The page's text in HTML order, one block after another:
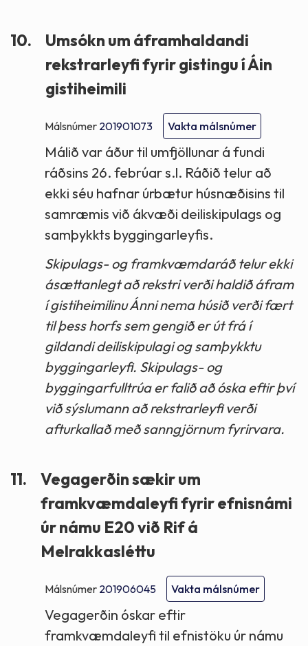
10.
Umsókn um áframhaldandi
rekstrarleyfi fyrir gistingu í Áin
gistiheimili
Málsnúmer 201901073 Vakta málsnúmer
Málið var áður til umfjöllunar á fundi
ráðsins 26. febrúar s.l. Ráðið telur að
ekki séu hafnar úrbætur húsnæðisins til
samræmis við ákvæði deiliskipulags og
samþykkts byggingarleyfis.
Skipulags- og framkvæmdaráð telur ekki
ásættanlegt að rekstri verði haldið áfram
í gistiheimilinu Ánni nema húsið verði fært
til þess horfs sem gengið er út frá í
gildandi deiliskipulagi og samþykktu
byggingarleyfi. Skipulags- og
byggingarfulltrúa er falið að óska eftir því
við sýslumann að rekstrarleyfi verði
afturkallað með sanngjörnum fyrirvara.
11.
Vegagerðin sækir um
framkvæmdaleyfi fyrir efnisnámi
úr námu E20 við Rif á
Melrakkasléttu
Málsnúmer 201906045 Vakta málsnúmer
Vegagerðin óskar eftir
framkvæmdaleyfi til efnistöku úr námu